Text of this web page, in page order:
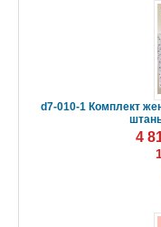
d7-010-1 Комплект
4